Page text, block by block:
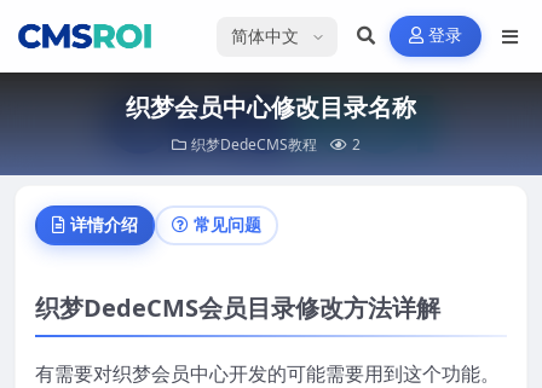
选择语言 登录
织梦会员中心修改目录名称
织梦DedeCMS教程 2
详情介绍 常见问题
织梦DedeCMS会员目录修改方法详解
有需要对织梦会员中心开发的可能需要用到这个功能。